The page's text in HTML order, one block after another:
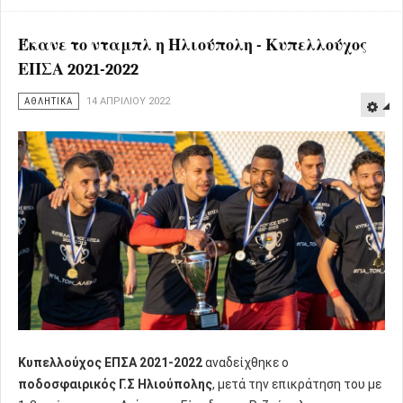
Έκανε το νταμπλ η Ηλιούπολη - Κυπελλούχος
ΕΠΣΑ 2021-2022
ΑΘΛΗΤΙΚΑ 14 ΑΠΡΙΛΊΟΥ 2022
Κυπελλούχος ΕΠΣΑ 2021-2022αναδείχθηκε ο
ποδοσφαιρικός Γ.Σ Ηλιούπολης, μετά την επικράτηση του με